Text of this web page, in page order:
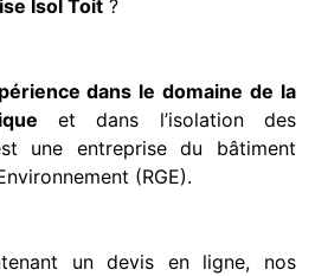
Isol Toit ?
dans le domaine de la
et dans l’isolation des
une entreprise du bâtiment
(RGE).
un devis en ligne, nos